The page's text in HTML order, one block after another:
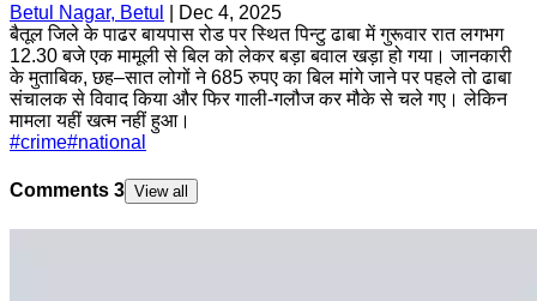
Betul Nagar, Betul
Dec 4, 2025
बैतूल जिले के पाढर बायपास रोड पर स्थित पिन्टु ढाबा में गुरूवार रात लगभग
12.30 बजे एक मामूली से बिल को लेकर बड़ा बवाल खड़ा हो गया। जानकारी
के मुताबिक, छह–सात लोगों ने 685 रुपए का बिल मांगे जाने पर पहले तो ढाबा
संचालक से विवाद किया और फिर गाली-गलौज कर मौके से चले गए। लेकिन
मामला यहीं खत्म नहीं हुआ।
#crime#national
Comments 3 View all